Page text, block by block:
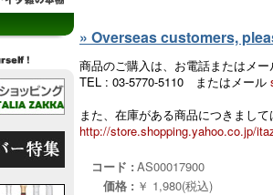
» Overseas customers,
商品のご購入は、お電話またはメ
TEL : 03-5770-5110 またはメール
また、在庫がある商品につきまし
http://store.shopping.yahoo.co.jp/
コード : AS00017900
価格 : ￥ 1,980(税込)